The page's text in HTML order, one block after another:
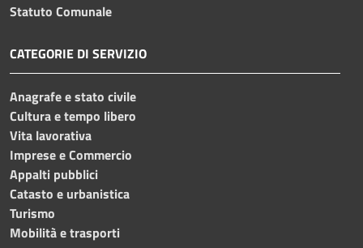
Statuto Comunale
CATEGORIE DI SERVIZIO
Anagrafe e stato civile
Cultura e tempo libero
Vita lavorativa
Imprese e Commercio
Appalti pubblici
Catasto e urbanistica
Turismo
Mobilità e trasporti